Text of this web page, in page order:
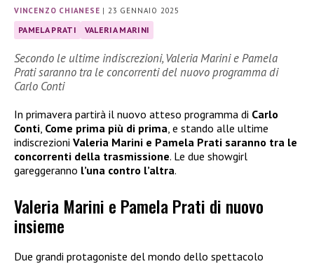
VINCENZO CHIANESE |23 GENNAIO 2025
PAMELA PRATI VALERIA MARINI
Secondo le ultime indiscrezioni, Valeria Marini e Pamela
Prati saranno tra le concorrenti del nuovo programma di
Carlo Conti
In primavera partirà il nuovo atteso programma di Carlo
Conti, Come prima più di prima, e stando alle ultime
indiscrezioni Valeria Marini e Pamela Prati saranno tra le
concorrenti della trasmissione. Le due showgirl
gareggeranno l’una contro l’altra.
Valeria Marini e Pamela Prati di nuovo
insieme
Due grandi protagoniste del mondo dello spettacolo